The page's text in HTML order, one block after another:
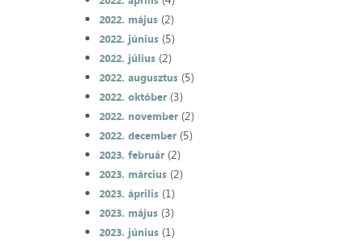
2022. május(2)
2022. június(5)
2022. július(2)
2022. augusztus(5)
2022. október(3)
2022. november(2)
2022. december(5)
2023. február(2)
2023. március(2)
2023. április(1)
2023. május(3)
2023. június(1)